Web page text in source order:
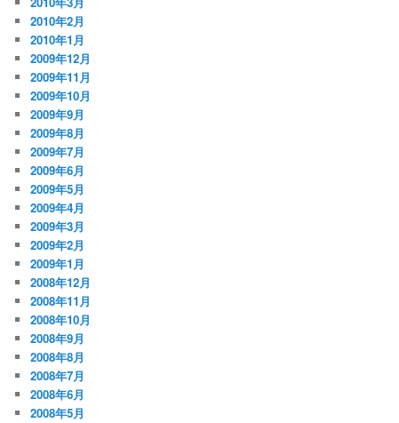
2010年2月
2010年1月
2009年12月
2009年11月
2009年10月
2009年9月
2009年8月
2009年7月
2009年6月
2009年5月
2009年4月
2009年3月
2009年2月
2009年1月
2008年12月
2008年11月
2008年10月
2008年9月
2008年8月
2008年7月
2008年6月
2008年5月